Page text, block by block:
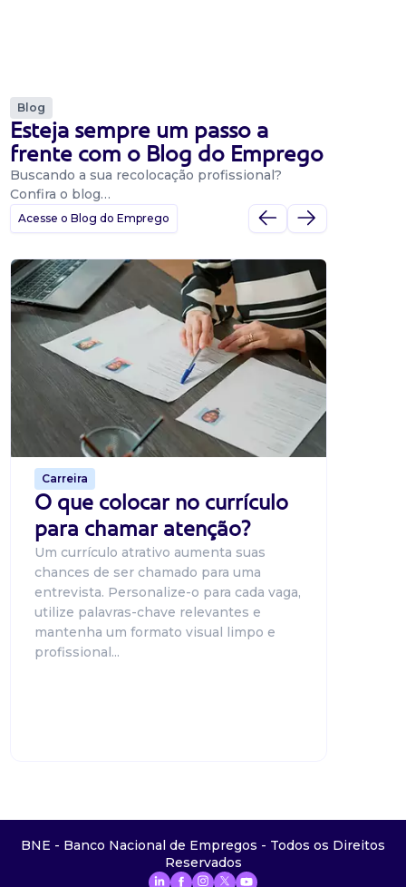
Blog
Esteja sempre um passo a
frente com o Blog do Emprego
Buscando a sua recolocação profissional?
Confira o blog…
Acesse o Blog do Emprego
Carreira
O que colocar no currículo
para chamar atenção?
Um currículo atrativo aumenta suas
chances de ser chamado para uma
entrevista. Personalize-o para cada vaga,
utilize palavras-chave relevantes e
mantenha um formato visual limpo e
profissional...
BNE - Banco Nacional de Empregos - Todos os Direitos
Reservados